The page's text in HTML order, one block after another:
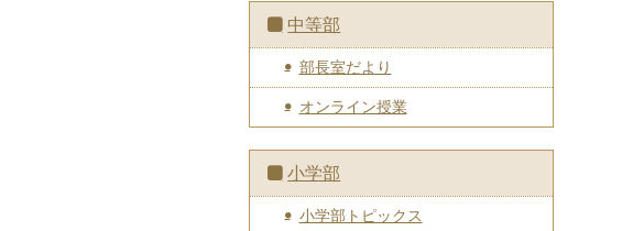
中等部
部長室だより
オンライン授業
小学部
小学部トピックス